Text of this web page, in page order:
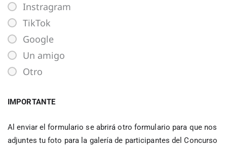
Instragram
TikTok
Google
Un amigo
Otro
IMPORTANTE
Al enviar el formulario se abrirá otro formulario para que nos
adjuntes tu foto para la galería de participantes del Concurso